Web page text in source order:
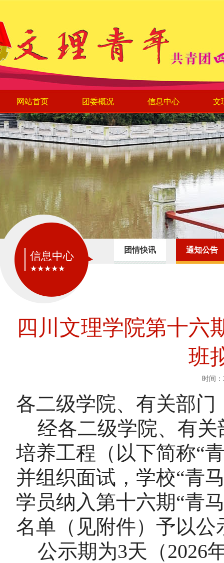
网站首页 团委概况 信息中心 文
信息中心
★★★★★
团情快讯 通知公告
四川文理学院第十六
班
时间
各二级学院、有关部门
经各二级学院、有
培养工程（以下简称“
并组织面试，学校“青
学员纳入第十六期“青
名单（见附件）予以公
公示期为3天（2026